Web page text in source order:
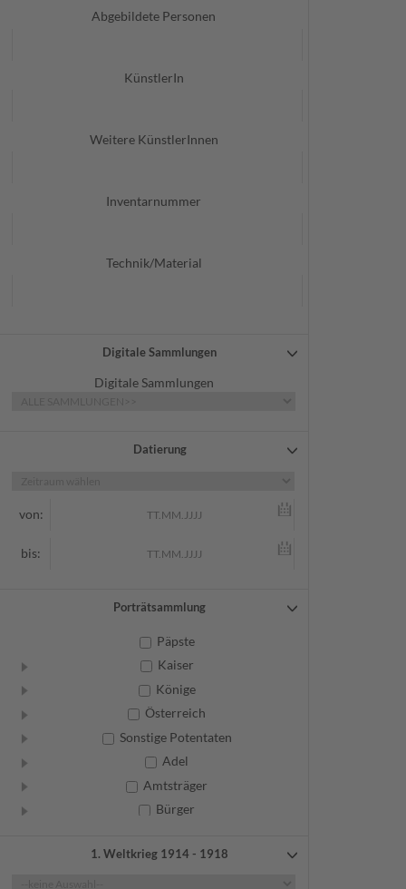
Abgebildete Personen
KünstlerIn
Weitere KünstlerInnen
Inventarnummer
Technik/Material
Digitale Sammlungen
Digitale Sammlungen
Datierung
von:
bis:
Porträtsammlung
Päpste
Kaiser
Könige
Österreich
Sonstige Potentaten
Adel
Amtsträger
Bürger
Geistliche
1. Weltkrieg 1914 - 1918